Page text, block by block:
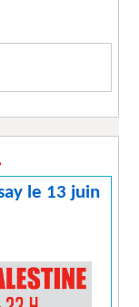
le 13 juin